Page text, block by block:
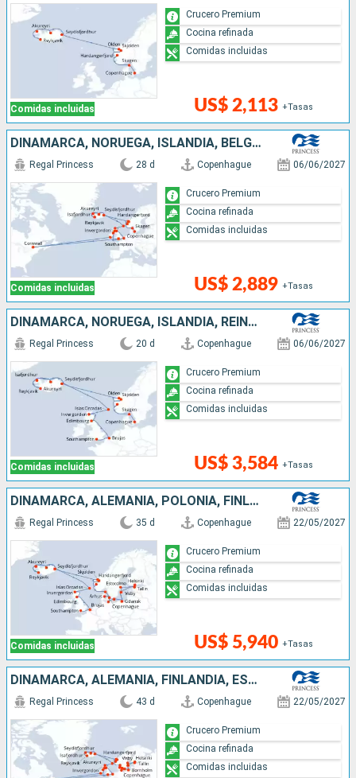
Comidas incluidas US$ 2,113 +Tasas
Crucero Premium
Cocina refinada
Comidas incluidas
DINAMARCA, NORUEGA, ISLANDIA, BÉLGICA, CANADÁ, IRLANDA, REINO UNIDO
Comidas incluidas
Regal Princess 28 d Copenhague 06/06/2027
US$ 2,889 +Tasas
Crucero Premium
Cocina refinada
Comidas incluidas
DINAMARCA, NORUEGA, ISLANDIA, REINO UNIDO, BÉLGICA
Comidas incluidas
Regal Princess 20 d Copenhague 06/06/2027
US$ 3,584 +Tasas
Crucero Premium
Cocina refinada
Comidas incluidas
DINAMARCA, ALEMANIA, POLONIA, FINLANDIA, ESTONIA, SUECIA, NORUEGA, ISLANDIA, REINO UNIDO, BÉLGICA
Comidas incluidas
Regal Princess 35 d Copenhague 22/05/2027
US$ 5,940 +Tasas
Crucero Premium
Cocina refinada
Comidas incluidas
DINAMARCA, ALEMANIA, FINLANDIA, ESTONIA, SUECIA, POLONIA, NORUEGA, ISLANDIA, BÉLGICA, CANADÁ, IRLANDA, REINO UNIDO
Regal Princess 43 d Copenhague 22/05/2027
Crucero Premium
Cocina refinada
Comidas incluidas